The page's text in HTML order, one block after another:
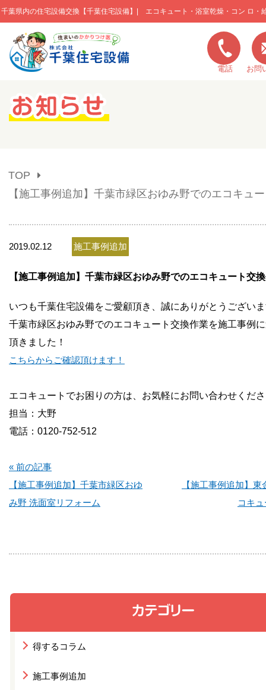
千葉県内の住宅設備交換【千葉住宅設備】| エコキュート・浴室乾燥・コン ロ・
このページの本文へ移動
電話 お問
キャンペーン一覧
弊社の特色
お問い合わせ
会社概要
TOP
【施工事例追加】千葉市緑区おゆみ野でのエコキュ
得するコラム
施工事例追加
2019.02.12 施工事例追加
【施工事例追加】千葉市緑区おゆみ野でのエコキュート交
いつも千葉住宅設備をご愛顧頂き、誠にありがとうござい
千葉市緑区おゆみ野でのエコキュート交換作業を施工事例
頂きました！
こちらからご確認頂けます！
エコキュートでお困りの方は、お気軽にお問い合わせくだ
担当：大野
電話：0120-752-512
« 前の記事
【施工事例追加】千葉市緑区おゆ
み野 洗面室リフォーム
【施工事例追加】
コキ